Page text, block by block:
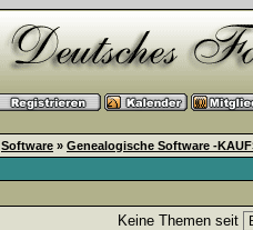
Software » Genealogische Software -
Keine Themen seit